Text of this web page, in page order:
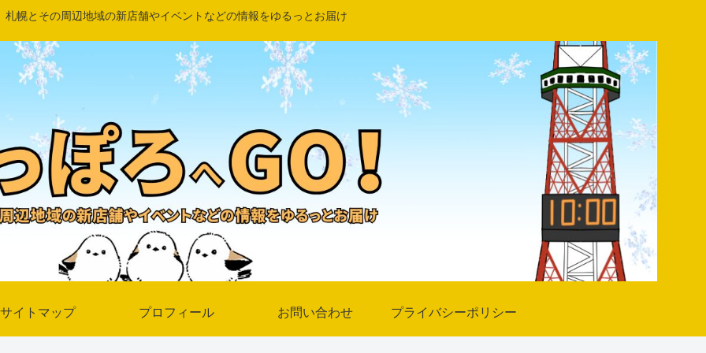
札幌とその周辺地域の新店舗やイベントなどの情報をゆるっとお届け
サイトマップ プロフィール お問い合わせ プライバシーポリシー